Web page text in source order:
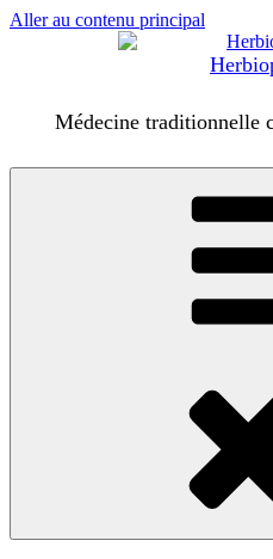
Aller au contenu principal
Médecine traditionnelle